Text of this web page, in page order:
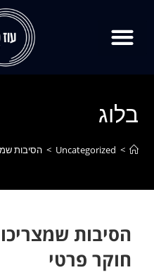
בלוג
>
Uncategorized
> הסיבות
הסיבות
חוקר פרטי